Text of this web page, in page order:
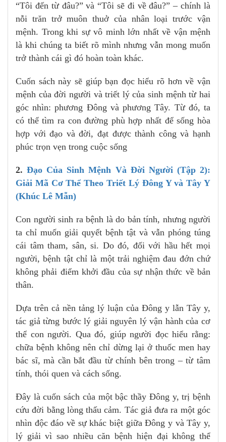
“Tôi đến từ đâu?” và “Tôi sẽ đi về đâu?” – chính là
nỗi trăn trở muôn thuở của nhân loại trước vận
mệnh. Trong khi sự vô minh lớn nhất về vận mệnh
là khi chúng ta biết rõ mình nhưng vẫn mong muốn
trở thành cái gì đó hoàn toàn khác.
Cuốn sách này sẽ giúp bạn đọc hiểu rõ hơn về vận
mệnh của đời người và triết lý của sinh mệnh từ hai
góc nhìn: phương Đông và phương Tây. Từ đó, ta
có thể tìm ra con đường phù hợp nhất để sống hòa
hợp với đạo và đời, đạt được thành công và hạnh
phúc trọn vẹn trong cuộc sống
2.Đạo Của Sinh Mệnh Và Đời Người (Tập 2):
Giải Mã Cơ Thể Theo Triết Lý Đông Y và Tây Y
(Khúc Lê Mẫn)
Con người sinh ra bệnh là do bản tính, nhưng người
ta chỉ muốn giải quyết bệnh tật và vẫn phóng túng
cái tâm tham, sân, si. Do đó, đối với hầu hết mọi
người, bệnh tật chỉ là một trải nghiệm đau đớn chứ
không phải điểm khởi đầu của sự nhận thức về bản
thân.
Dựa trên cả nền tảng lý luận của Đông y lẫn Tây y,
tác giả từng bước lý giải nguyên lý vận hành của cơ
thể con người. Qua đó, giúp người đọc hiểu rằng:
chữa bệnh không nên chỉ dừng lại ở thuốc men hay
bác sĩ, mà cần bắt đầu từ chính bên trong – từ tâm
tính, thói quen và cách sống.
Đây là cuốn sách của một bậc thầy Đông y, trị bệnh
cứu đời bằng lòng thấu cảm. Tác giả đưa ra một góc
nhìn độc đáo về sự khác biệt giữa Đông y và Tây y,
lý giải vì sao nhiều căn bệnh hiện đại không thể